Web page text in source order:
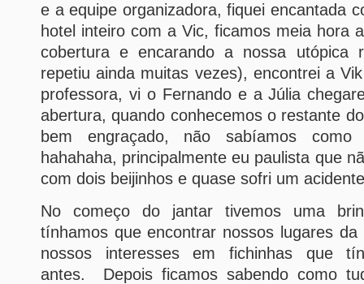
e a equipe organizadora, fiquei encantada
hotel inteiro com a Vic, ficamos meia hora
cobertura e encarando a nossa utópica
repetiu ainda muitas vezes), encontrei a
professora, vi o Fernando e a Júlia
abertura, quando conhecemos o restante
bem engraçado, não sabíamos como
hahahaha, principalmente eu paulista que
com dois beijinhos e quase sofri um
No começo do jantar tivemos uma
tínhamos que encontrar nossos lugares da
nossos interesses em fichinhas que
antes. Depois ficamos sabendo como